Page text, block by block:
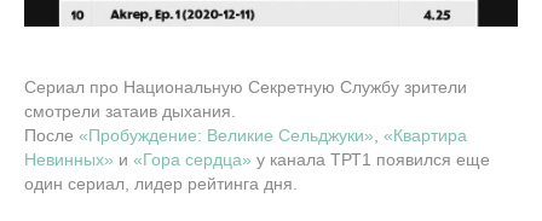
Сериал про Национальную Секретную Службу зрители
смотрели затаив дыхания.
После «Пробуждение: Великие Сельджуки», «Квартира
Невинных» и «Гора сердца» у канала ТРТ1 появился еще
один сериал, лидер рейтинга дня.